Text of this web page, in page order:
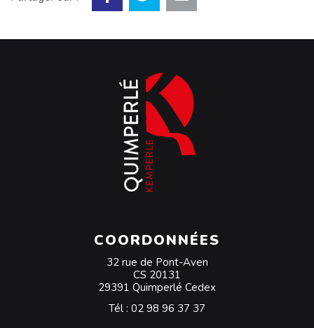
COORDONNÉES
32 rue de Pont-Aven
CS 20131
29391 Quimperlé Cedex
Tél : 02 98 96 37 37